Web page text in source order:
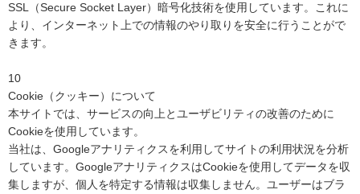
SSL（Secure Socket Layer）暗号化技術を使用しています。これに
より、インターネット上での情報のやり取りを安全に行うことがで
きます。
10
Cookie（クッキー）について
本サイトでは、サービスの向上とユーザビリティの改善のために
Cookieを使用しています。
当社は、Googleアナリティクスを利用してサイトの利用状況を分析
しています。GoogleアナリティクスはCookieを使用してデータを収
集しますが、個人を特定する情報は収集しません。ユーザーはブラ